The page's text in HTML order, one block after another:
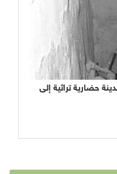
حضارية تراثية إلى